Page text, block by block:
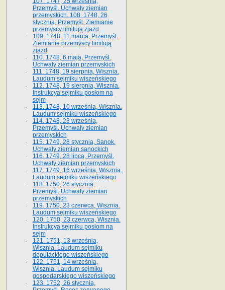
Przemyśl. Uchwały ziemian
przemyskich. 108. 1748, 26
stycznia, Przemyśl. Ziemianie
przemyscy limitują zjazd
109. 1748, 11 marca, Przemyśl.
Ziemianie przemyscy limitują
zjazd
110. 1748, 6 maja, Przemyśl.
Uchwały ziemian przemyskich
111. 1748, 19 sierpnia, Wisznia.
Laudum sejmiku wiszeńskiego
112. 1748, 19 sierpnia, Wisznia.
Instrukcya sejmiku posłom na
sejm
113. 1748, 10 września, Wisznia.
Laudum sejmiku wiszeńskiego
114. 1748, 23 września,
Przemyśl. Uchwały ziemian
przemyskich
115. 1749, 28 stycznia, Sanok.
Uchwały ziemian sanockich
116. 1749, 28 lipca, Przemyśl.
Uchwały ziemian przemyskich
117. 1749, 16 września, Wisznia.
Laudum sejmiku wiszeńskiego
118. 1750, 26 stycznia,
Przemyśl. Uchwały ziemian
przemyskich
119. 1750, 23 czerwca, Wisznia.
Laudum sejmiku wiszeńskiego
120. 1750, 23 czerwca, Wisznia.
Instrukcya sejmiku posłom na
sejm
121. 1751, 13 września,
Wisznia. Laudum sejmiku
deputackiego wiszeńskiego
122. 1751, 14 września,
Wisznia. Laudum sejmiku
gospodarskiego wiszeńskiego
123. 1752, 26 stycznia,